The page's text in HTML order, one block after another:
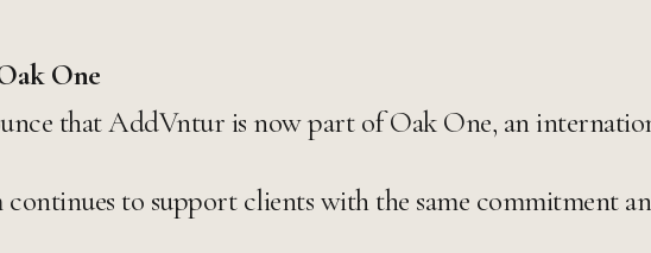
One
that AddVntur is now part of Oak One, an
to support clients with the same commitment